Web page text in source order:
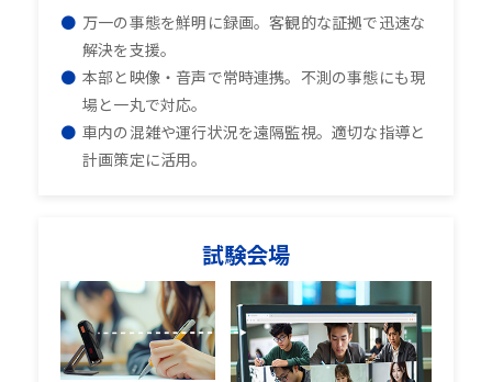
万一の事態を鮮明に録画。客観的な証拠で迅速な
解決を支援。
本部と映像・音声で常時連携。不測の事態にも現
場と一丸で対応。
車内の混雑や運行状況を遠隔監視。適切な指導と
計画策定に活用。
試験会場